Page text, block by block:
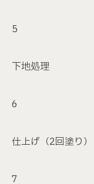
下地処理
仕上げ（2回塗り）